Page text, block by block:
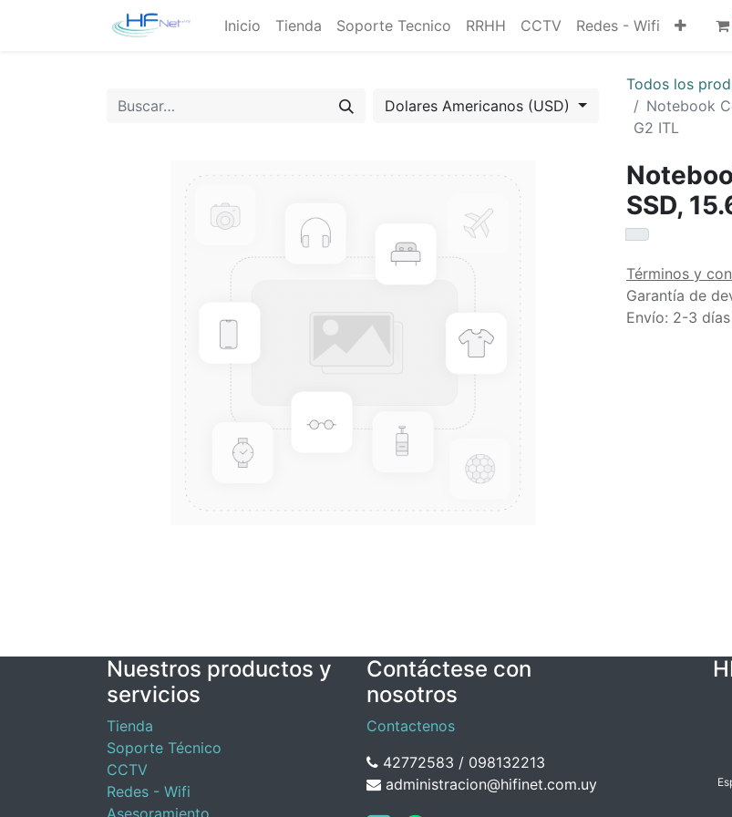
Inicio Tienda Soporte Tecnico RRHH CCTV Redes - Wifi
Dolares Americanos (USD)
Todos los
Notebook
G2 ITL
SSD,
Términos y
Garantía de
Envío: 2-3
Nuestros productos y
servicios
Tienda
Soporte Técnico
CCTV
Redes - Wifi
Asesoramiento
Contáctese con
nosotros
Contactenos
42772583 / 098132213
administracion@hifinet.com.uy